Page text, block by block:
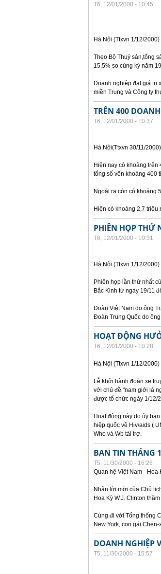
T6, 12/01/2000 - 10:45
Hà Nội (Ttxvn 1/12/2000)
Theo Bộ Thuỷ sản,tổng
15,5% so cùng kỳ năm
Doanh nghiệp đạt giá trị
miền Trung và Công ty
TRÊN 400
T6, 12/01/2000 - 10:37
Hà Nội(Ttxvn 30/11/2000)
Hiện nay có khoảng
tổng số vốn khoảng 400
Ngoài ra còn có khoảng
Hiện có khoảng 2,7
PHIÊN HỌP THỨ
T6, 12/01/2000 - 10:31
Hà Nội (Ttxvn 1/12/2000)
Phiên họp lần thứ nhất
Bắc Kinh từ ngày 19/11
Đoàn Việt Nam do ông
Đoàn Trung Quốc do
HOẠT ĐỘNG
T6, 12/01/2000 - 10:28
Hà Nội (Ttxvn 1/12/2000)
Lễ khởi hành đoàn xe
với chủ đề "nam giới là
được tổ chức ngày 1/12/
Hoạt động này do ủy
hiệp quốc về Hiv/aids (
Who và Wb tài trợ.
BAN TIN THÁNG
T5, 11/30/2000 - 16:26
Quan hệ Việt Nam - Hoa
Nhận lời mời của Chủ
Hoa Kỳ W.J. Clinton
Cùng đi với Tổng thống
New York, con gái
DOANH NGHIỆP
T5, 11/30/2000 - 15:57